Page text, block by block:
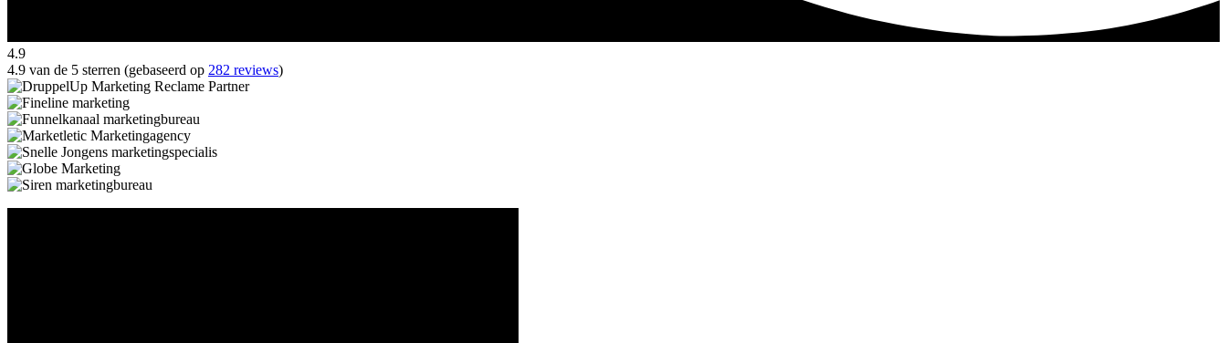
4.9
4.9 van de 5 sterren (gebaseerd op 282 reviews)